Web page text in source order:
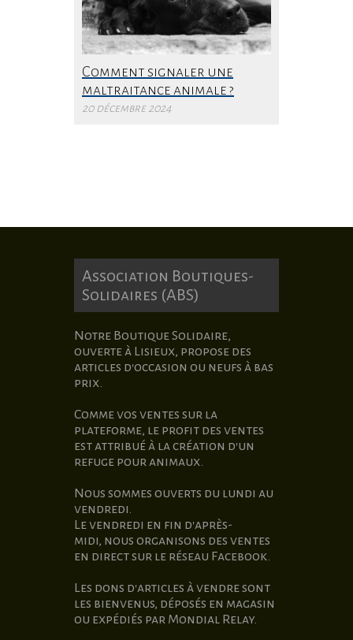
Comment signaler une
maltraitance animale ?
20 décembre 2024
Association Boutiques-
Solidaires (ABS)
Notre Boutique Solidaire,
ouverte à Lisieux, propose des
articles d'occasion ou neufs à bas
prix.
Comme vos ventes sur la
plateforme, le profit des ventes
est attribué à la création d'un
refuge pour animaux.
Nous sommes ouverts du lundi au
vendredi.
Le vendredi en fin d'après-
midi, nous organisons des ventes
en direct sur le réseau Facebook.
Les dons d'articles à vendre sont
les bienvenus, déposés en magasin
ou expédiés par Mondial Relay.